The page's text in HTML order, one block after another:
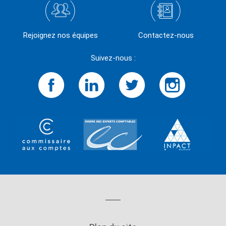
Suivez-nous :
Rejoignez nos équipes Contactez-nous